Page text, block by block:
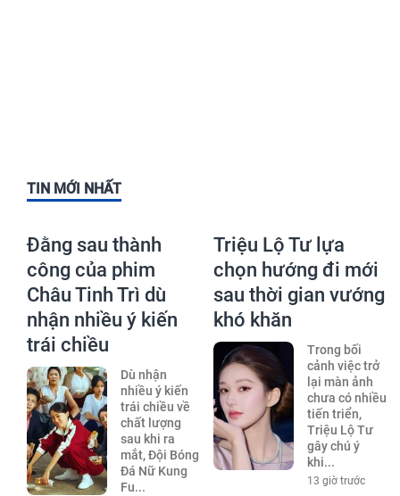
TIN MỚI NHẤT
Đằng sau thành
công của phim
Châu Tinh Trì dù
nhận nhiều ý kiến
trái chiều
Dù nhận
nhiều ý kiến
trái chiều về
chất lượng
sau khi ra
mắt, Đội Bóng
Đá Nữ Kung
Fu...
Triệu Lộ Tư lựa
chọn hướng đi mới
sau thời gian vướng
khó khăn
Trong bối
cảnh việc trở
lại màn ảnh
chưa có nhiều
tiến triển,
Triệu Lộ Tư
gây chú ý
khi...
13 giờ trước